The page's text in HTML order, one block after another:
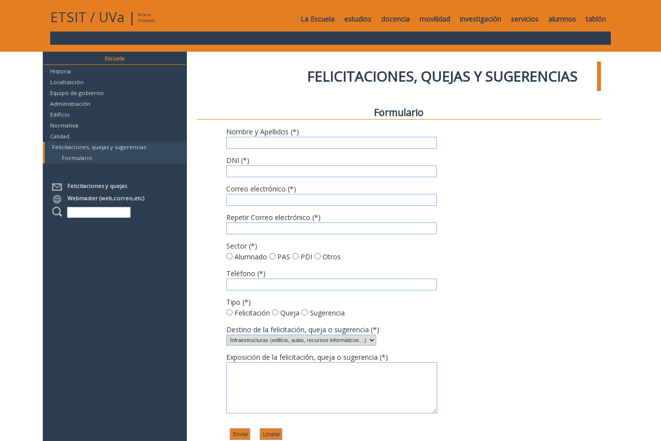
ETSIT / UVa |
Acceso
Intranet
La Escuela estudios docencia movilidad investigación servicios alumnos tablón
Escuela
Historia
Localización
Equipo de gobierno
Administración
Edificio
Normativa
Calidad
Felicitaciones, quejas y sugerencias
Formulario
Felicitaciones y quejas
Webmaster (web,correo,etc)
FELICITACIONES, QUEJAS Y SUGERENCIAS
Formulario
Nombre y Apellidos (*)
DNI (*)
Correo electrónico (*)
Repetir Correo electrónico (*)
Sector (*)
Alumnado
PAS PDI
Otros
Teléfono (*)
Tipo (*)
Felicitación
Queja
Sugerencia
Destino de la felicitación, queja o sugerencia (*)
Exposición de la felicitación, queja o sugerencia (*)